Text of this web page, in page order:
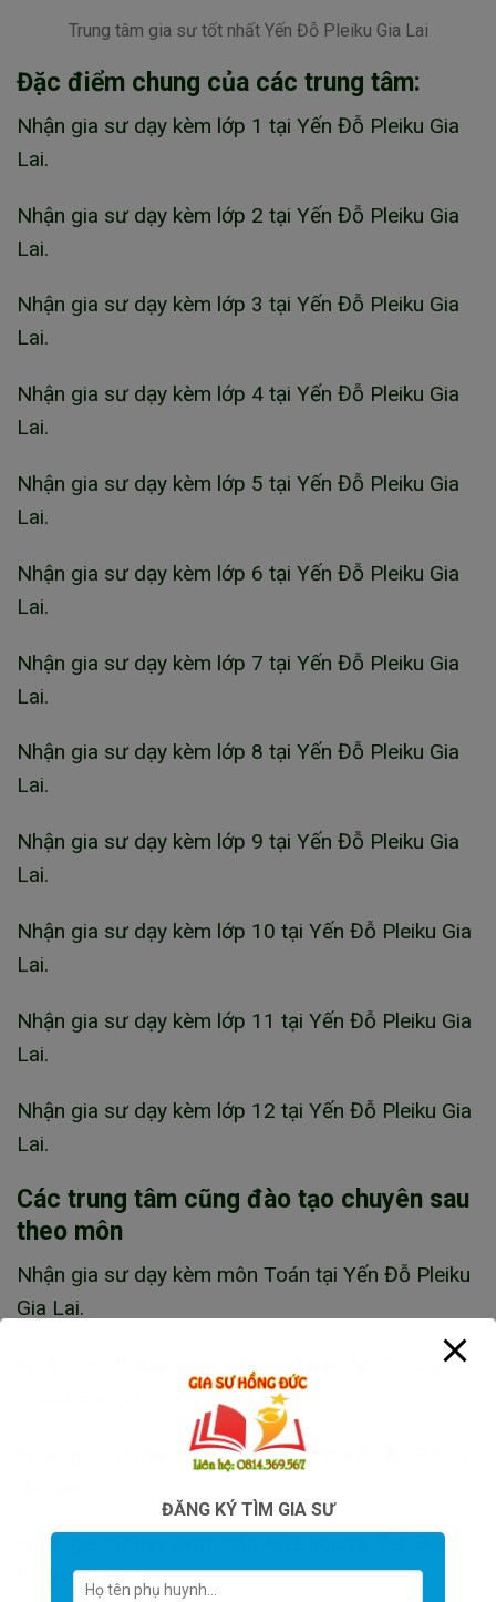
Trung tâm gia sư tốt nhất Yến Đỗ Pleiku Gia Lai
Đặc điểm chung của các trung tâm:
Nhận gia sư dạy kèm lớp 1 tại Yến Đỗ Pleiku Gia
Lai.
Nhận gia sư dạy kèm lớp 2 tại Yến Đỗ Pleiku Gia
Lai.
Nhận gia sư dạy kèm lớp 3 tại Yến Đỗ Pleiku Gia
Lai.
Nhận gia sư dạy kèm lớp 4 tại Yến Đỗ Pleiku Gia
Lai.
Nhận gia sư dạy kèm lớp 5 tại Yến Đỗ Pleiku Gia
Lai.
Nhận gia sư dạy kèm lớp 6 tại Yến Đỗ Pleiku Gia
Lai.
Nhận gia sư dạy kèm lớp 7 tại Yến Đỗ Pleiku Gia
Lai.
Nhận gia sư dạy kèm lớp 8 tại Yến Đỗ Pleiku Gia
Lai.
Nhận gia sư dạy kèm lớp 9 tại Yến Đỗ Pleiku Gia
Lai.
Nhận gia sư dạy kèm lớp 10 tại Yến Đỗ Pleiku Gia
Lai.
Nhận gia sư dạy kèm lớp 11 tại Yến Đỗ Pleiku Gia
Lai.
Nhận gia sư dạy kèm lớp 12 tại Yến Đỗ Pleiku Gia
Lai.
Các trung tâm cũng đào tạo chuyên sau
theo môn
Nhận gia sư dạy kèm môn Toán tại Yến Đỗ Pleiku
Gia Lai.
Nhận gia sư dạy kèm môn Ngữ văn tại Yến Đỗ
Nhận gia sư dạy kèm môn Vật lí tại Yến Đỗ Pleiku
Nhận gia sư dạy kèm môn Hóa học tại Yến Đỗ
Pleiku Gia Lai.
ĐĂNG KÝ TÌM GIA SƯ